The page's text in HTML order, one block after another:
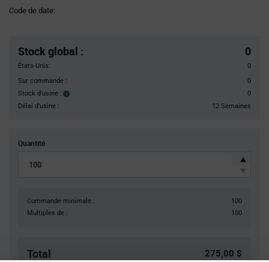
Code de date:
Stock global : 0
États-Unis:
0
Sur commande :
0
Stock d'usine :
Stock
0
Délai d'usine :
12 Semaines
Quantité
Commande minimale :
100
Multiples de :
100
Total 275,00 $